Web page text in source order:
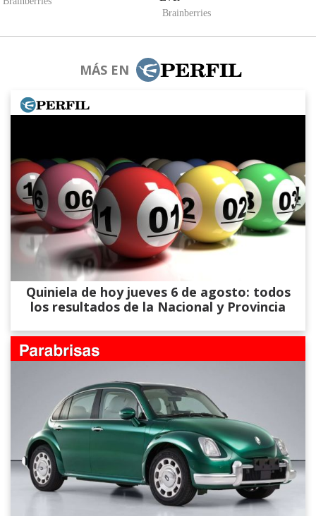
MÁS EN
Quiniela de hoy jueves 6 de agosto: todos
los resultados de la Nacional y Provincia